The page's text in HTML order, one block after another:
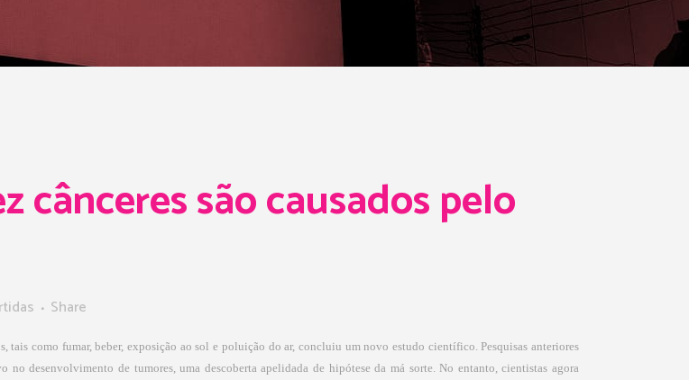
cânceres são causados pelo
Share
tais como fumar, beber, exposição ao sol e poluição do ar, concluiu um novo estudo científico. Pesquisas anteriores
desenvolvimento de tumores, uma descoberta apelidada de hipótese da má sorte. No entanto, cientistas agora